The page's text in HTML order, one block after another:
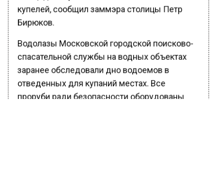
купелей, сообщил заммэра столицы Петр
Бирюков.
Водолазы Московской городской поисково-
спасательной службы на водных объектах
заранее обследовали дно водоемов в
отведенных для купаний местах. Все
проруби ради безопасности оборудованы